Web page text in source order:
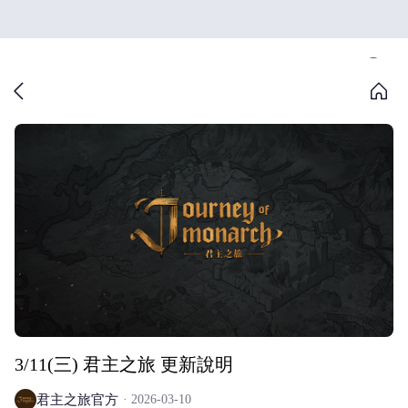
3/11(三) 君主之旅 更新說明
君主之旅官方 2026-03-10